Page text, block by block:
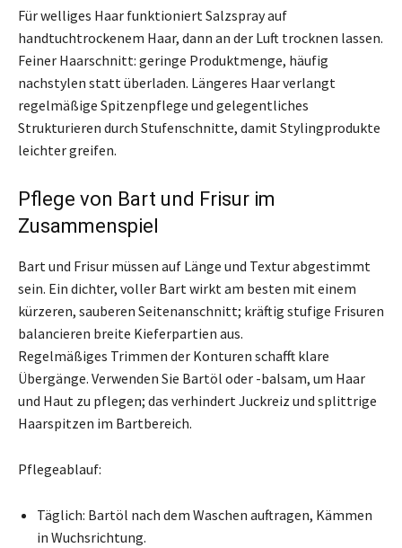
Für welliges Haar funktioniert Salzspray auf
handtuchtrockenem Haar, dann an der Luft trocknen lassen.
Feiner Haarschnitt: geringe Produktmenge, häufig
nachstylen statt überladen. Längeres Haar verlangt
regelmäßige Spitzenpflege und gelegentliches
Strukturieren durch Stufenschnitte, damit Stylingprodukte
leichter greifen.
Pflege von Bart und Frisur im
Zusammenspiel
Bart und Frisur müssen auf Länge und Textur abgestimmt
sein. Ein dichter, voller Bart wirkt am besten mit einem
kürzeren, sauberen Seitenanschnitt; kräftig stufige Frisuren
balancieren breite Kieferpartien aus.
Regelmäßiges Trimmen der Konturen schafft klare
Übergänge. Verwenden Sie Bartöl oder -balsam, um Haar
und Haut zu pflegen; das verhindert Juckreiz und splittrige
Haarspitzen im Bartbereich.
Pflegeablauf:
Täglich: Bartöl nach dem Waschen auftragen, Kämmen
in Wuchsrichtung.